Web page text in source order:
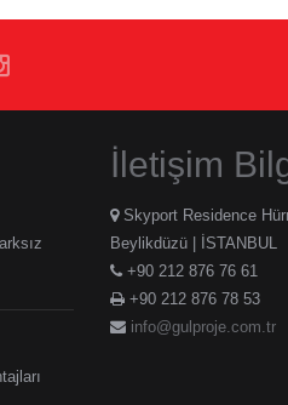
İletişim
Skyport Residence
Beylikdüzü | İSTANBUL
+90 212 876 76 61
+90 212 876 78 53
info@gulproje.com.tr